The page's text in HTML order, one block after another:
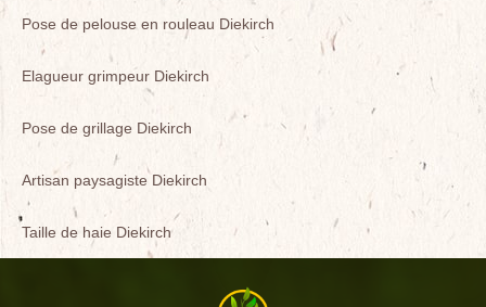
Pose de pelouse en rouleau Diekirch
Elagueur grimpeur Diekirch
Pose de grillage Diekirch
Artisan paysagiste Diekirch
Taille de haie Diekirch